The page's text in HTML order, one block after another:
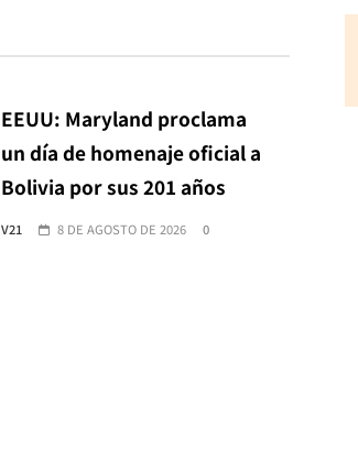
EEUU: Maryland proclama
un día de homenaje oficial a
Bolivia por sus 201 años
V21 8 DE AGOSTO DE 2026 0